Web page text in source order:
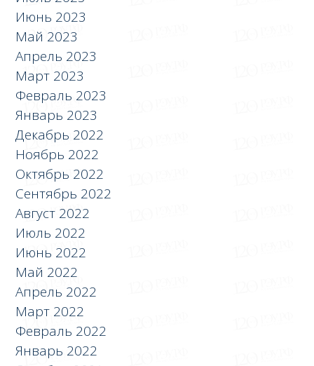
Июнь 2023
Май 2023
Апрель 2023
Март 2023
Февраль 2023
Январь 2023
Декабрь 2022
Ноябрь 2022
Октябрь 2022
Сентябрь 2022
Август 2022
Июль 2022
Июнь 2022
Май 2022
Апрель 2022
Март 2022
Февраль 2022
Январь 2022